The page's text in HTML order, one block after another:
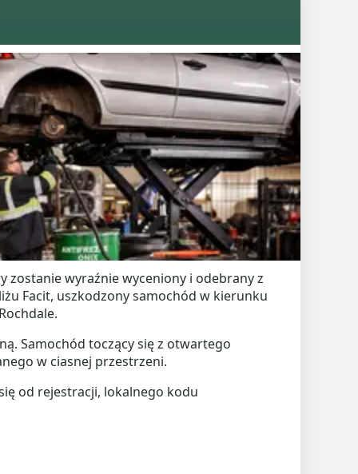
zostanie wyraźnie wyceniony i odebrany z
Facit, uszkodzony samochód w kierunku
Samochód toczący się z otwartego
w ciasnej przestrzeni.
od rejestracji, lokalnego kodu